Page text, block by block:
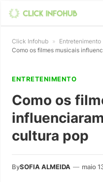
Click Infohub » Entretenimento
Como os filmes musicais
ENTRETENIMENTO
Como os
cultura pop
BySOFIA ALMEIDA — maio